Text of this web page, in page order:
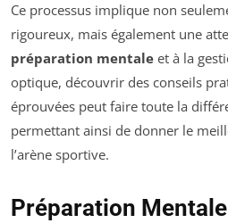
Ce processus implique non
rigoureux, mais également une
préparation mentale et à la
optique, découvrir des conseils
éprouvées peut faire toute la
permettant ainsi de donner le
l’arène sportive.
Préparation